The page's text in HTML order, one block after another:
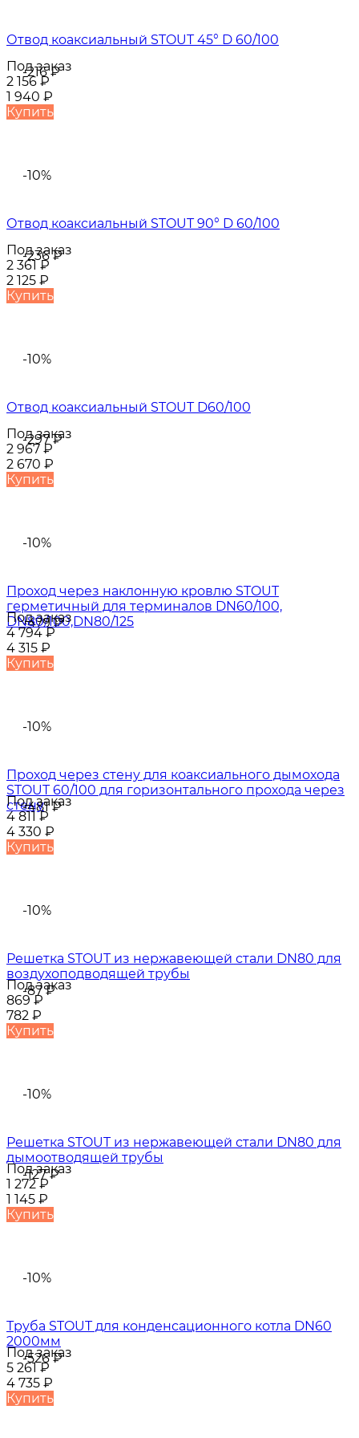
-216₽
Отвод коаксиальный STOUT 45° D 60/100
Под заказ
2 156₽
1 940 ₽
Купить
-10%
-236₽
Отвод коаксиальный STOUT 90° D 60/100
Под заказ
2 361₽
2 125 ₽
Купить
-10%
-297₽
Отвод коаксиальный STOUT D60/100
Под заказ
2 967 ₽
2 670 ₽
Купить
-10%
-479₽
Проход через наклонную кровлю STOUT
герметичный для терминалов DN60/100,
DN80/100,DN80/125
Под заказ
4 794₽
4 315 ₽
Купить
-10%
-481₽
Проход через стену для коаксиального дымохода
STOUT 60/100 для горизонтального прохода через
стену
Под заказ
4 811₽
4 330 ₽
Купить
-10%
-87₽
Решетка STOUT из нержавеющей стали DN80 для
воздухоподводящей трубы
Под заказ
869₽
782 ₽
Купить
-10%
-127₽
Решетка STOUT из нержавеющей стали DN80 для
дымоотводящей трубы
Под заказ
1 272₽
1 145 ₽
Купить
-10%
-526₽
Труба STOUT для конденсационного котла DN60
2000мм
Под заказ
5 261₽
4 735 ₽
Купить